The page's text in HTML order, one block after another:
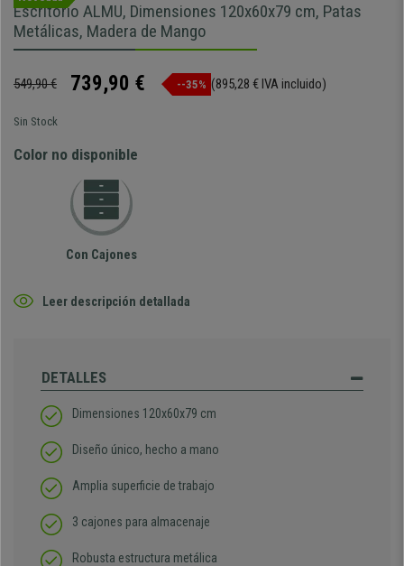
Escritorio ALMU, Dimensiones 120x60x79 cm, Patas
Metálicas, Madera de Mango
549,90 € 739,90 € --35% (895,28 € IVA incluido)
Sin Stock
Color no disponible
Con Cajones
Leer descripción detallada
DETALLES
Dimensiones 120x60x79 cm
Diseño único, hecho a mano
Amplia superficie de trabajo
3 cajones para almacenaje
Robusta estructura metálica